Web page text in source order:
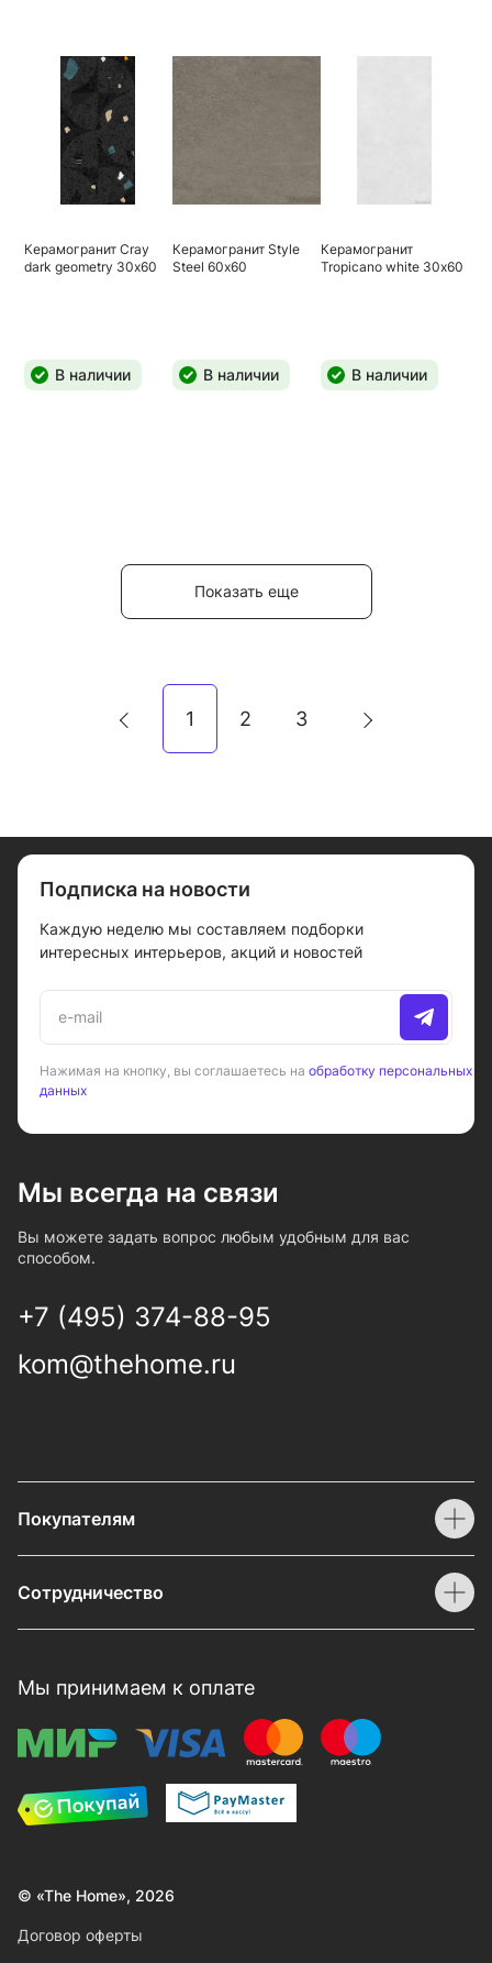
Керамогранит Cray
dark geometry 30х60
В наличии
Керамогранит Style
Steel 60х60
В наличии
Керамогранит
Tropicano white 30х60
В наличии
Показать еще
1 2 3
Подписка на новости
Каждую неделю мы составляем подборки
интересных интерьеров, акций и новостей
Нажимая на кнопку, вы соглашаетесь на обработку персональных
данных
Мы всегда на связи
Вы можете задать вопрос любым удобным для вас
способом.
+7 (495) 374-88-95
kom@thehome.ru
Покупателям
Сотрудничество
Мы принимаем к оплате
© «The Home», 2026
Договор оферты